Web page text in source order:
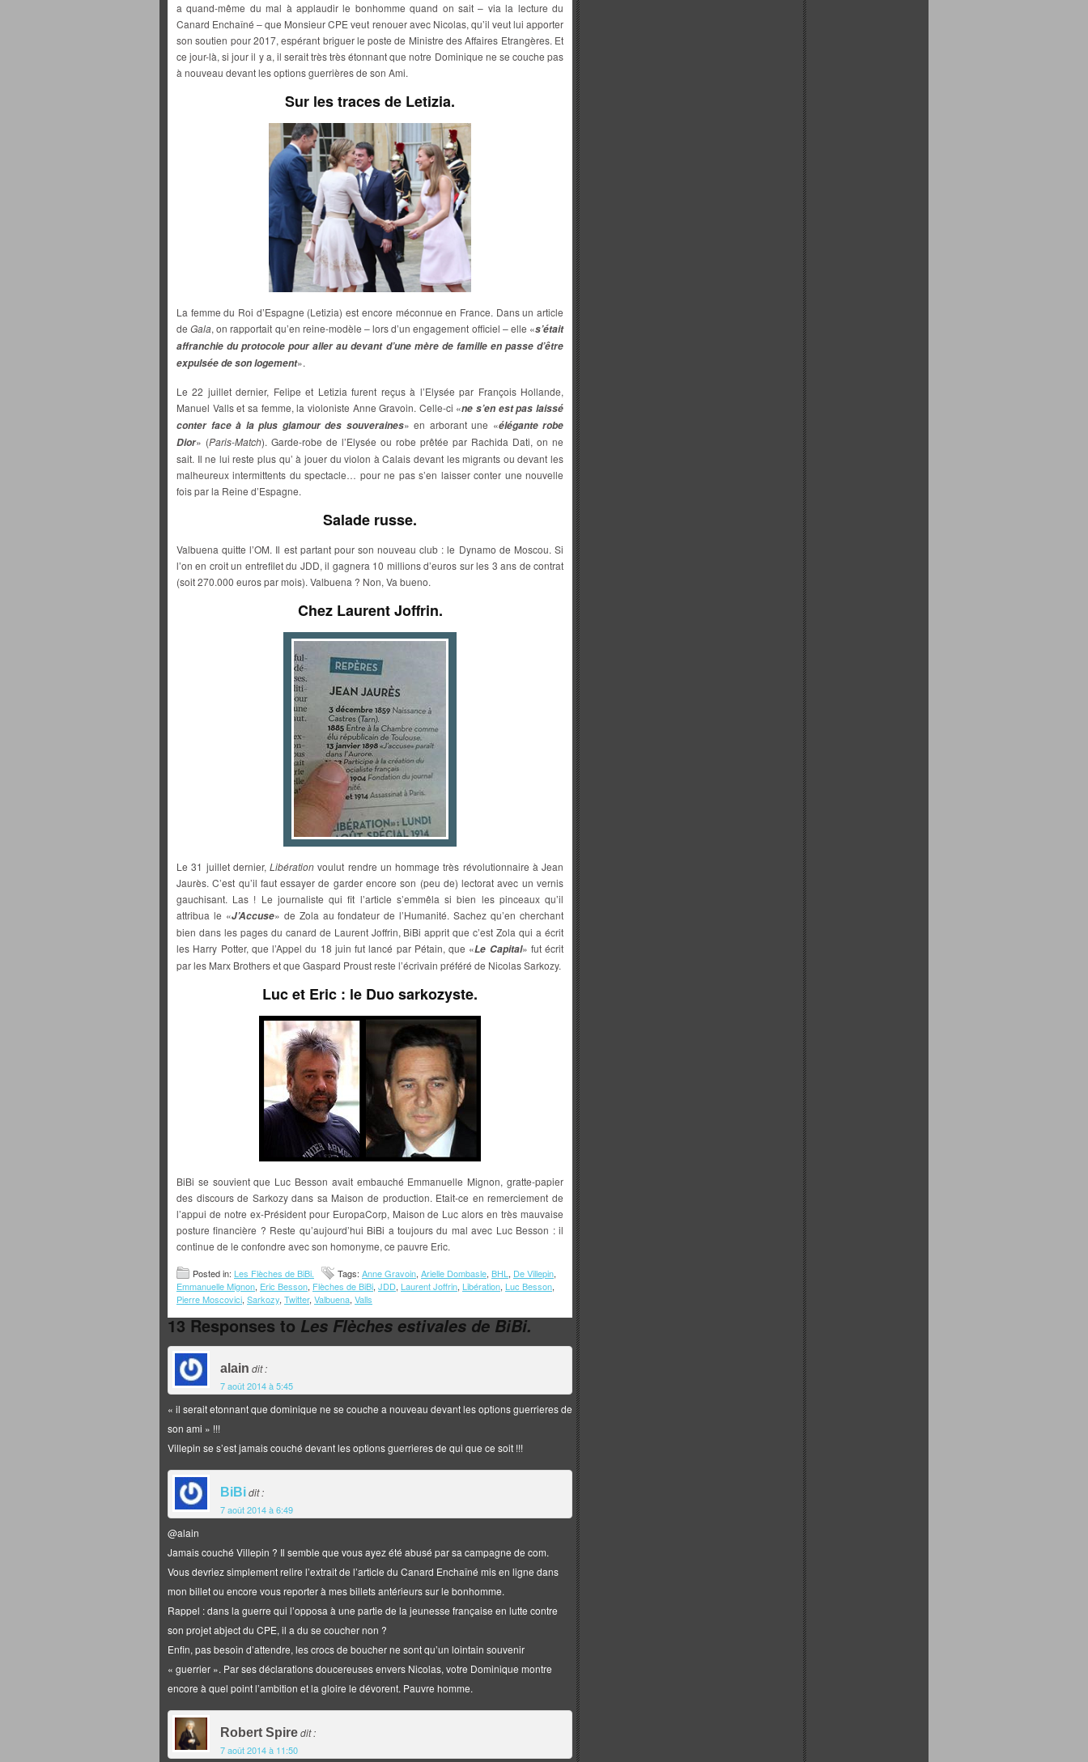
a quand-même du mal à applaudir le bonhomme quand on sait – via la lecture du
Canard Enchaîné – que Monsieur CPE veut renouer avec Nicolas, qu’il veut lui apporter
son soutien pour 2017, espérant briguer le poste de Ministre des Affaires Etrangères. Et
ce jour-là, si jour il y a, il serait très très étonnant que notre Dominique ne se couche pas
à nouveau devant les options guerrières de son Ami.
Sur les traces de Letizia.
La femme du Roi d’Espagne (Letizia) est encore méconnue en France. Dans un article
deGala, on rapportait qu’en reine-modèle – lors d’un engagement officiel – elle «s’était
affranchie du protocole pour aller au devant d’une mère de famille en passe d’être
expulsée de son logement».
Le 22 juillet dernier, Felipe et Letizia furent reçus à l’Elysée par François Hollande,
Manuel Valls et sa femme, la violoniste Anne Gravoin. Celle-ci «ne s’en est pas laissé
conter face à la plus glamour des souveraines» en arborant une «élégante robe
Dior» (Paris-Match). Garde-robe de l’Elysée ou robe prêtée par Rachida Dati, on ne
sait. Il ne lui reste plus qu’ à jouer du violon à Calais devant les migrants ou devant les
malheureux intermittents du spectacle… pour ne pas s’en laisser conter une nouvelle
fois par la Reine d’Espagne.
Salade russe.
Valbuena quitte l’OM. Il est partant pour son nouveau club : le Dynamo de Moscou. Si
l’on en croit un entrefilet du JDD, il gagnera 10 millions d’euros sur les 3 ans de contrat
(soit 270.000 euros par mois). Valbuena ? Non, Va bueno.
Chez Laurent Joffrin.
Le 31 juillet dernier, Libération voulut rendre un hommage très révolutionnaire à Jean
Jaurès. C’est qu’il faut essayer de garder encore son (peu de) lectorat avec un vernis
gauchisant. Las ! Le journaliste qui fit l’article s’emmêla si bien les pinceaux qu’il
attribua le «J’Accuse» de Zola au fondateur de l’Humanité. Sachez qu’en cherchant
bien dans les pages du canard de Laurent Joffrin, BiBi apprit que c’est Zola qui a écrit
les Harry Potter, que l’Appel du 18 juin fut lancé par Pétain, que «Le Capital» fut écrit
par les Marx Brothers et que Gaspard Proust reste l’écrivain préféré de Nicolas Sarkozy.
Luc et Eric : le Duo sarkozyste.
BiBi se souvient que Luc Besson avait embauché Emmanuelle Mignon, gratte-papier
des discours de Sarkozy dans sa Maison de production. Etait-ce en remerciement de
l’appui de notre ex-Président pour EuropaCorp, Maison de Luc alors en très mauvaise
posture financière ? Reste qu’aujourd’hui BiBi a toujours du mal avec Luc Besson : il
continue de le confondre avec son homonyme, ce pauvre Eric.
Posted in: Les Flèches de BiBi. Tags: Anne Gravoin, Arielle Dombasle, BHL , De Villepin,
Emmanuelle Mignon, Eric Besson, Flèches de BiBi, JDD, Laurent Joffrin, Libération, Luc Besson,
Pierre Moscovici, Sarkozy, Twitter, Valbuena, Valls
13 Responses toLes Flèches estivales de BiBi.
alain dit :
7 août 2014 à 5:45
« il serait etonnant que dominique ne se couche a nouveau devant les options guerrieres de
son ami » !!!
Villepin se s’est jamais couché devant les options guerrieres de qui que ce soit !!!
BiBidit :
7 août 2014 à 6:49
@alain
Jamais couché Villepin ? Il semble que vous ayez été abusé par sa campagne de com.
Vous devriez simplement relire l’extrait de l’article du Canard Enchaîné mis en ligne dans
mon billet ou encore vous reporter à mes billets antérieurs sur le bonhomme.
Rappel : dans la guerre qui l’opposa à une partie de la jeunesse française en lutte contre
son projet abject du CPE, il a du se coucher non ?
Enfin, pas besoin d’attendre, les crocs de boucher ne sont qu’un lointain souvenir
« guerrier ». Par ses déclarations doucereuses envers Nicolas, votre Dominique montre
encore à quel point l’ambition et la gloire le dévorent. Pauvre homme.
Robert Spiredit :
7 août 2014 à 11:50